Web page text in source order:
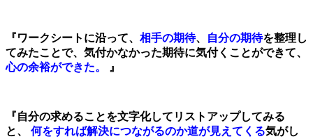
『ワークシートに沿って、 相手の期待、 自分の期待を整理し
てみたことで、気付かなかった期待に気付くことができて、
心の余裕ができた。
』
『自分の求めることを文字化してリストアップしてみる
と、 何をすれば解決につながるのか道が見えてくる気がし